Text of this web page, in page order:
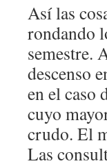
Así las
rondando
semestre.
descenso
en el caso
cuyo
crudo. El
Las